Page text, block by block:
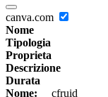
canva.com
Nome
Tipologia
Proprieta
Descrizione
Durata
Nome: __cfruid